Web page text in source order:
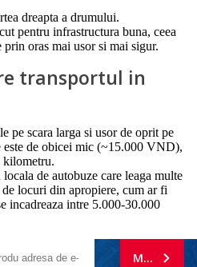
dreapta a drumului.
pentru infrastructura buna, ceea
oras mai usor si mai sigur.
transportul in
pe scara larga si usor de oprit pe
este de obicei mic (~15.000 VND),
kilometru.
de autobuze care leaga multe
locuri din apropiere, cum ar fi
incadreaza intre 5.000-30.000
MA